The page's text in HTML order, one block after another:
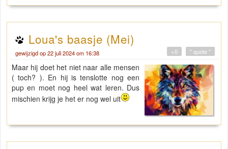
Loua's baasje (Mei)
gewijzigd op 22 juli 2024 om 16:38 " quote "
+0
Maar hij doet het niet naar alle mensen
( toch? ). En hij is tenslotte nog een
pup en moet nog heel wat leren. Dus
mischien krijg je het er nog wel uit